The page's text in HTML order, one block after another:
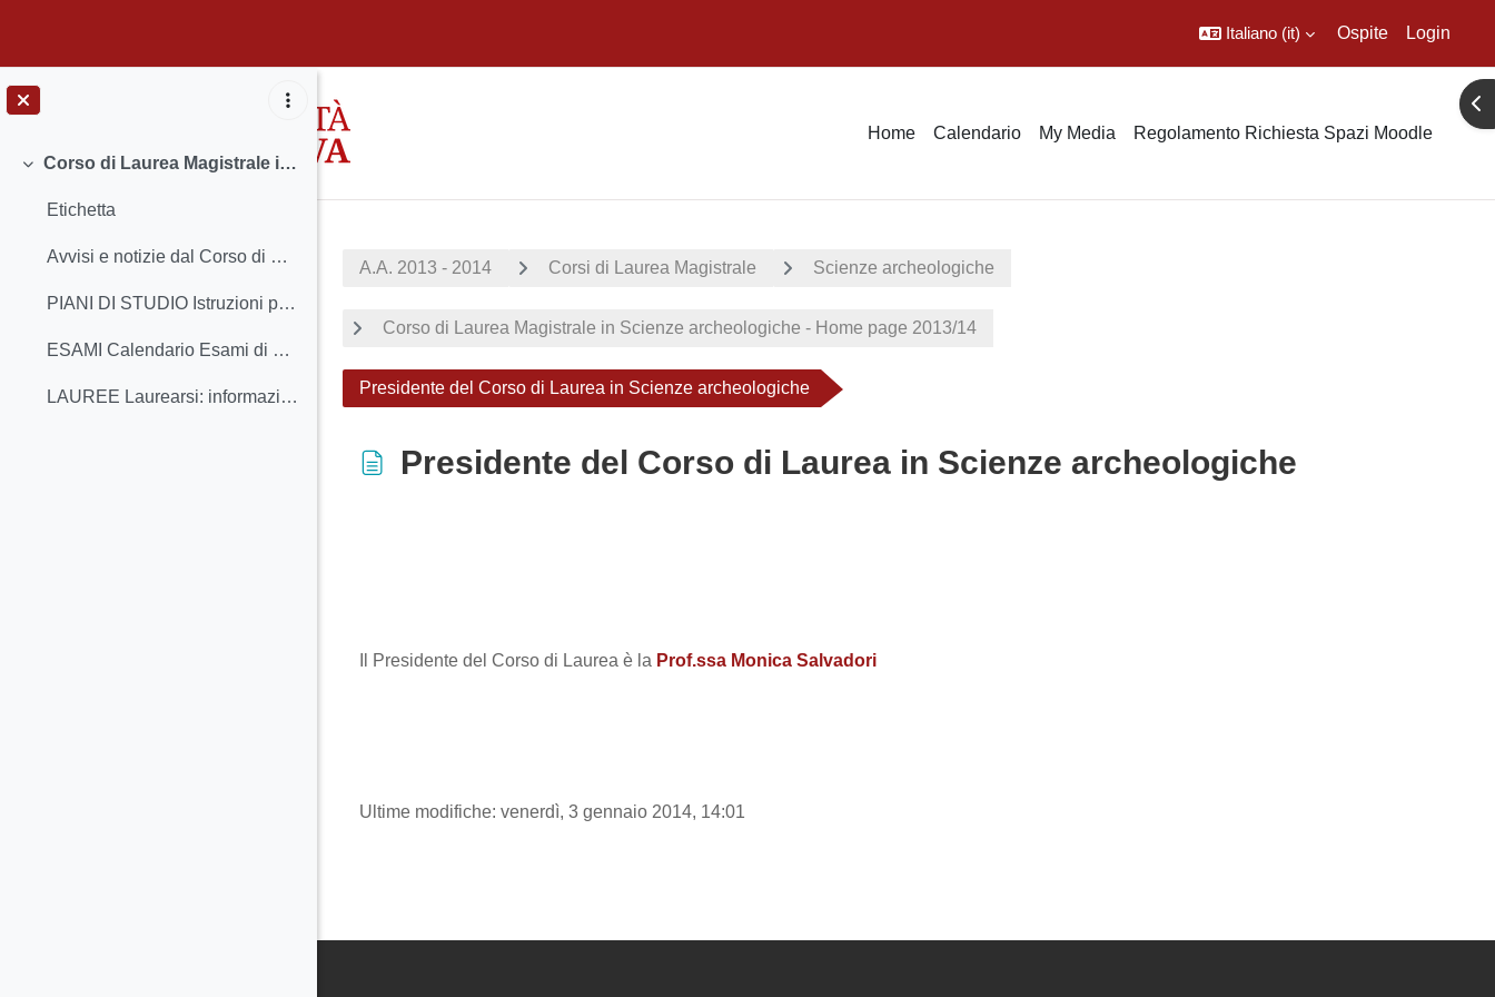
Italiano ‎(it)‎ Ospite Login
Home Calendario My Media Regolamento Richiesta Spazi Moodle
Minimizza
Corso di Laurea Magistrale in Scienze Archeologiche
Etichetta
Avvisi e notizie dal Corso di Studio Insegnamenti...
PIANI DI STUDIO Istruzioni per la compilazione ...
ESAMI Calendario Esami di profitto Esami: come...
LAUREE Laurearsi: informazioni generali Fronte...
A.A. 2013 - 2014 Corsi di Laurea Magistrale Scienze archeologiche
Corso di Laurea Magistrale in Scienze archeologiche - Home page 2013/14
Presidente del Corso di Laurea in Scienze archeologiche
Presidente del Corso di Laurea in Scienze archeologiche
Il Presidente del Corso di Laurea è la Prof.ssa Monica Salvadori
Ultime modifiche: venerdì, 3 gennaio 2014, 14:01